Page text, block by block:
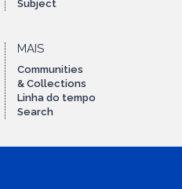
Subject
MAIS
Communities
& Collections
Linha do tempo
Search